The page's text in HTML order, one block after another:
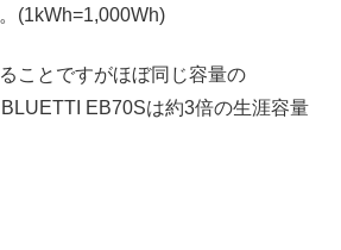
(1kWh=1,000Wh)
ことですがほぼ同じ容量の
EB70Sは約3倍の生涯容量